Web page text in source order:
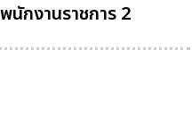
นักงานราชการ 2